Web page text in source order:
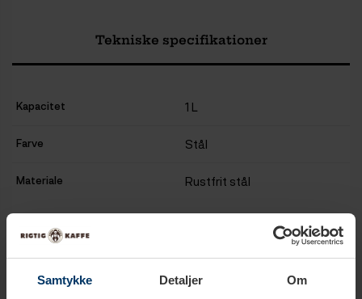
Samtykke Detaljer Om
Tekniske specifikationer
Kapacitet 1 L
Farve Stål
Materiale Rustfrit stål